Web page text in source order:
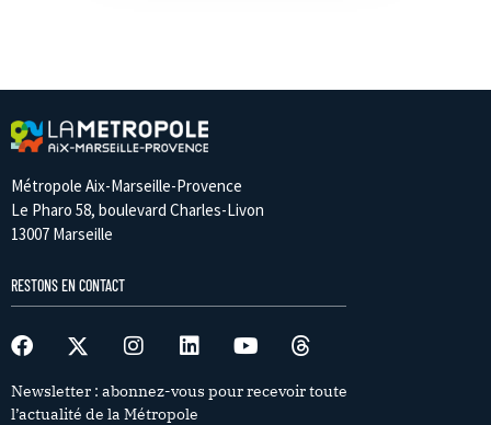
Métropole Aix-Marseille-Provence
Le Pharo 58, boulevard Charles-Livon
13007 Marseille
RESTONS EN CONTACT
Newsletter : abonnez-vous pour recevoir toute
l’actualité de la Métropole